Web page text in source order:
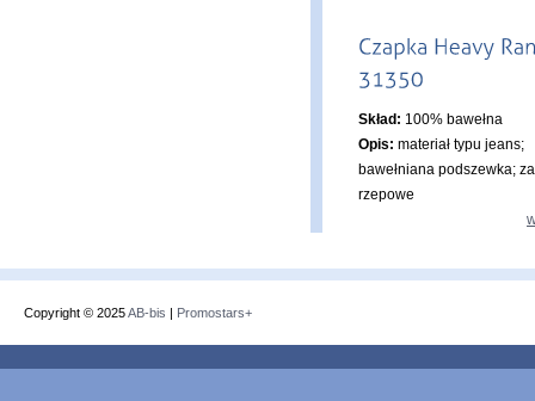
Skład: 100% bawełna
Opis: materiał typu jeans;
bawełniana podszewka;
rzepowe
Copyright © 2025AB-bis | Promostars+